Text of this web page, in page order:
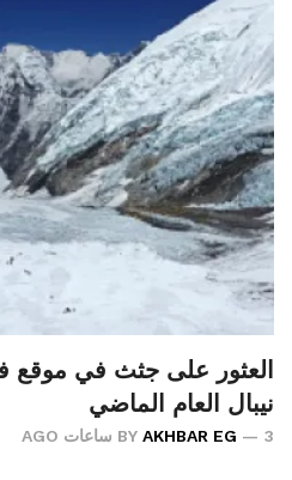
نيبال العام الماضي
BY AKHBAR EG 3 ساعات AGO